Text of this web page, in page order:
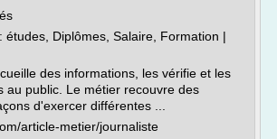
études, Diplômes, Salaire, Formation |
des informations, les vérifie et les
au public. Le métier recouvre des
d'exercer différentes ...
article-metier/journaliste